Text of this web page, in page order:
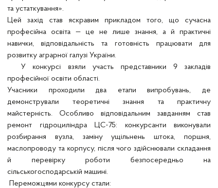
та устаткування».
Цей захід став яскравим прикладом того, що сучасна
професійна освіта — це не лише знання, а й практичні
навички, відповідальність та готовність працювати для
розвитку аграрної галузі України.
У конкурсі взяли участь представники 9 закладів
професійної освіти області.
Учасники проходили два етапи випробувань, де
демонстрували теоретичні знання та практичну
майстерність. Особливо відповідальним завданням став
ремонт гідроциліндра ЦС-75: конкурсанти виконували
розбирання вузла, заміну ущільнень штока, поршня,
маслопроводу та корпусу, після чого здійснювали складання
й перевірку роботи безпосередньо на
сільськогосподарській машині.
Переможцями конкурсу стали: